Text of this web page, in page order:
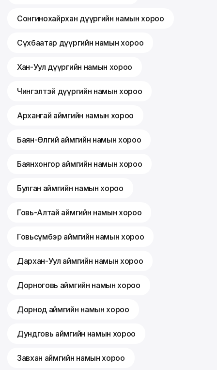
Сонгинохайрхан дүүргийн намын хороо
Сүхбаатар дүүргийн намын хороо
Хан-Уул дүүргийн намын хороо
Чингэлтэй дүүргийн намын хороо
Архангай аймгийн намын хороо
Баян-Өлгий аймгийн намын хороо
Баянхонгор аймгийн намын хороо
Булган аймгийн намын хороо
Говь-Алтай аймгийн намын хороо
Говьсүмбэр аймгийн намын хороо
Дархан-Уул аймгийн намын хороо
Дорноговь аймгийн намын хороо
Дорнод аймгийн намын хороо
Дундговь аймгийн намын хороо
Завхан аймгийн намын хороо